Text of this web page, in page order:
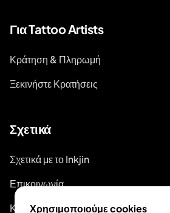
Για Tattoo Artists
Κράτηση & Πληρωμή
Ξεκινήστε Κρατήσεις
Σχετικά
Σχετικά με το Inkjin
Επικοινωνία
Κιτ Επωνυμίας
Χρησιμοποιούμε cookies